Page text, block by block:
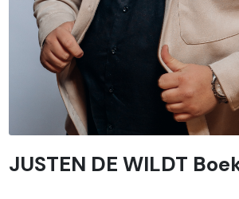
JUSTEN DE WILDT